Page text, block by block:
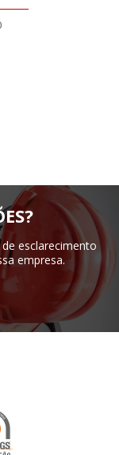
esclarecimento
empresa.